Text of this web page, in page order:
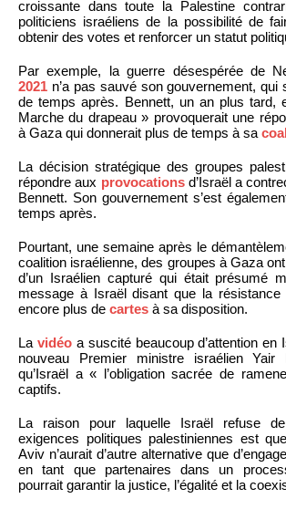
croissante dans toute la Palestine
politiciens israéliens de la possibilité de
obtenir des votes et renforcer un statut
Par exemple, la guerre désespérée de
2021 n’a pas sauvé son gouvernement, qui
de temps après. Bennett, un an plus tard,
Marche du drapeau » provoquerait une
à Gaza qui donnerait plus de temps à sa
La décision stratégique des groupes
répondre aux provocationsd’Israël a
Bennett. Son gouvernement s’est
temps après.
Pourtant, une semaine après le
coalition israélienne, des groupes à Gaza
d’un Israélien capturé qui était présumé
message à Israël disant que la
encore plus de cartes à sa disposition.
La vidéoa suscité beaucoup d’attention en
nouveau Premier ministre israélien
qu’Israël a « l’obligation sacrée de
captifs.
La raison pour laquelle Israël refuse
exigences politiques palestiniennes est
Aviv n’aurait d’autre alternative que
en tant que partenaires dans un
pourrait garantir la justice, l’égalité et la